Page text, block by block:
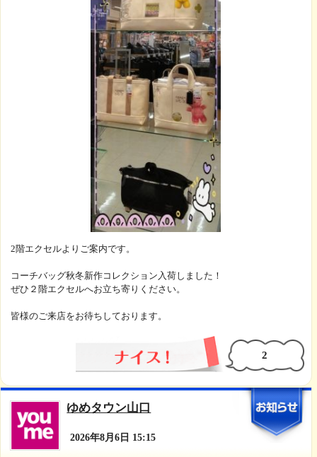
コーチバッグ秋冬新作コレクション入荷しました！
ぜひ２階エクセルへお立ち寄りください。
皆様のご来店をお待ちしております。